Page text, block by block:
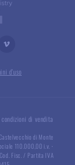
d’uso
di vendita
di Monte
110.000,00 i.v. ·
Cod. Fisc. / Partita IVA